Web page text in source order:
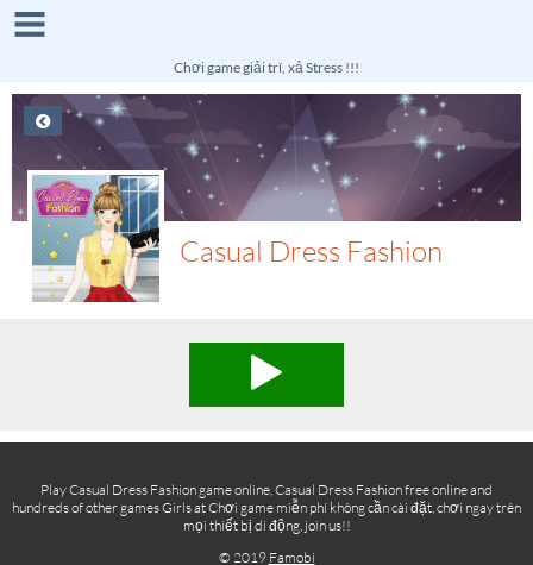
Chơi game giải trí, xả Stress !!!
Casual Dress Fashion
Play Casual Dress Fashion game online, Casual Dress Fashion free online and
hundreds of other games Girls at Chơi game miễn phí không cần cài đặt, chơi ngay trên
mọi thiết bị di động, join us!!
© 2019 Famobi